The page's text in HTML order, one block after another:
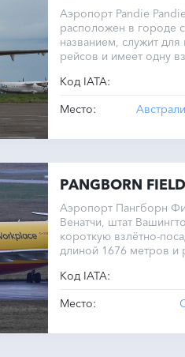
Аэропорт Pandie
расположен в городе
названием, служит для
рейсов и имеет одну
Код IATA:
Место:
PANGBORN FIELD
Аэропорт Пангборн
Венатчи, штат
короткую взлётно-
длиной 1676 метров и
Код IATA:
Место: